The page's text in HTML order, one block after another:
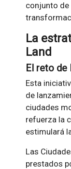
conjunto
La
Land
El reto de
Esta
de
ciudades
refuerza la
estimulará
Las
prestados